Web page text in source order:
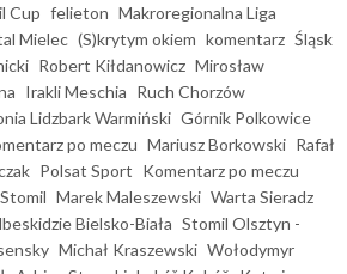
Cup felieton Makroregionalna Liga
Mielec (S)krytym okiem komentarz Śląsk
Robert Kiłdanowicz Mirosław
Irakli Meschia Ruch Chorzów
Lidzbark Warmiński Górnik Polkowice
po meczu Mariusz Borkowski Rafał
Polsat Sport Komentarz po meczu
Marek Maleszewski Warta Sieradz
Bielsko-Biała Stomil Olsztyn -
Michał Kraszewski Wołodymyr